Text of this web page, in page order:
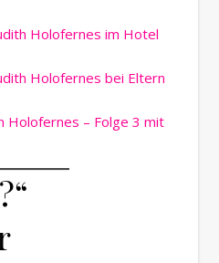
Holofernes im Hotel
Holofernes bei Eltern
Holofernes – Folge 3 mit